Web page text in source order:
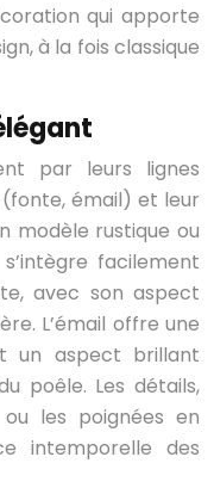
qui apporte
à la fois classique
par leurs lignes
émail) et leur
modèle rustique ou
facilement
avec son aspect
L’émail offre une
un aspect brillant
poêle. Les détails,
les poignées en
intemporelle des